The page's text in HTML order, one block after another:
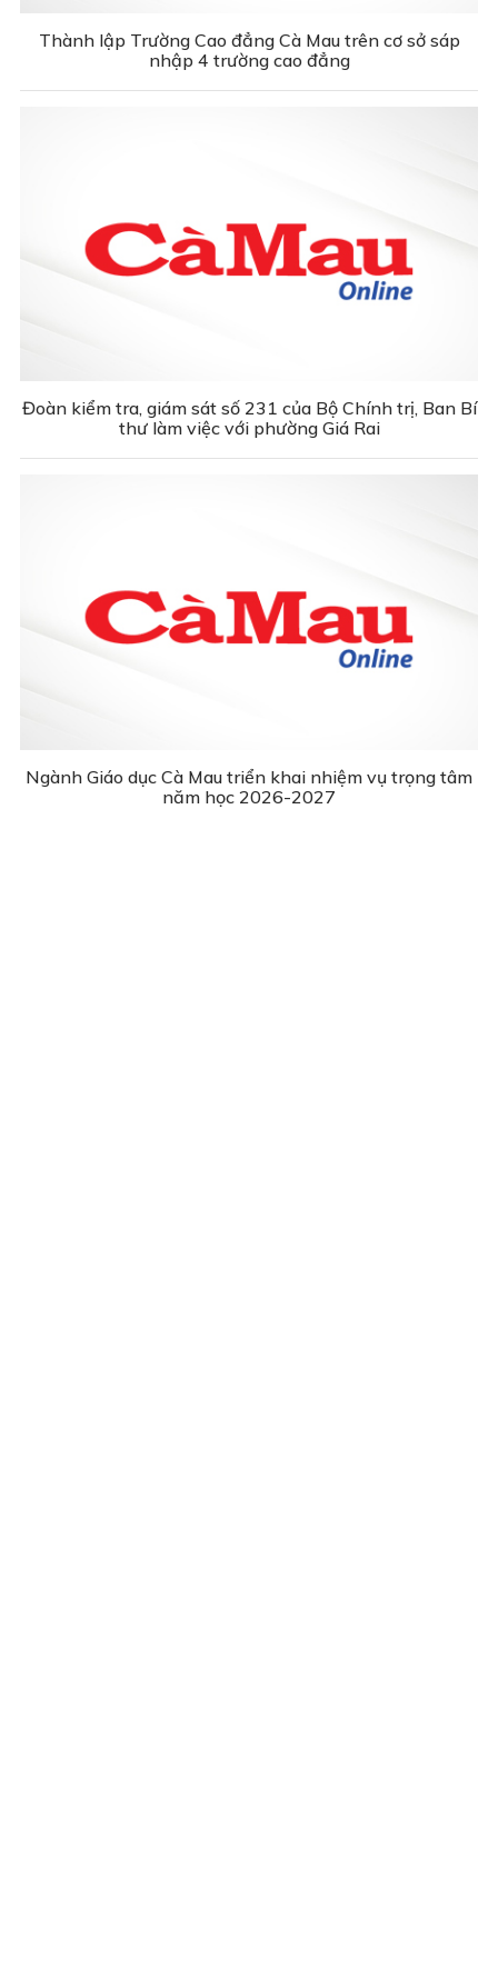
Thành lập Trường Cao đẳng Cà Mau trên cơ sở sáp
nhập 4 trường cao đẳng
Đoàn kiểm tra, giám sát số 231 của Bộ Chính trị, Ban Bí
thư làm việc với phường Giá Rai
Ngành Giáo dục Cà Mau triển khai nhiệm vụ trọng tâm
năm học 2026-2027